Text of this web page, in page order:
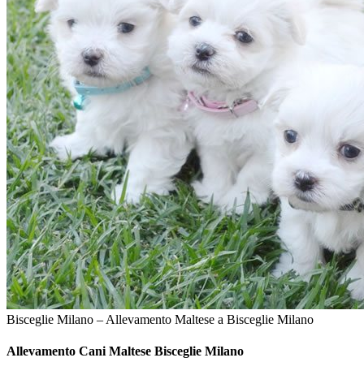
Bisceglie Milano – Allevamento Maltese a Bisceglie Milano
Allevamento Cani Maltese Bisceglie Milano